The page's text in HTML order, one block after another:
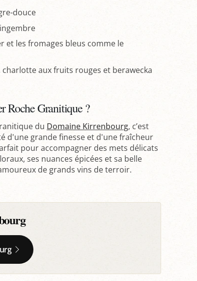
douce
et les fromages bleus comme le
charlotte aux fruits rouges et berawecka
Roche Granitique ?
du Domaine Kirrenbourg, c’est
d'une grande finesse et d'une fraîcheur
pour accompagner des mets délicats
ses nuances épicées et sa belle
de grands vins de terroir.